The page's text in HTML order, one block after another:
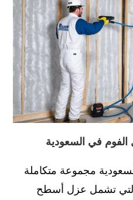
في السعودية
مجموعة متكاملة
تشمل عزل أسطح